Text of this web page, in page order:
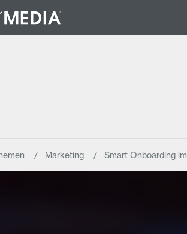
Marketing Smart Onboarding